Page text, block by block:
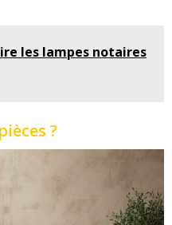
les lampes notaires
?